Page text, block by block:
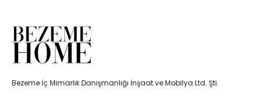
Bezeme İç Mimarlık Danışmanlığı İnşaat ve Mobilya Ltd. Şti.